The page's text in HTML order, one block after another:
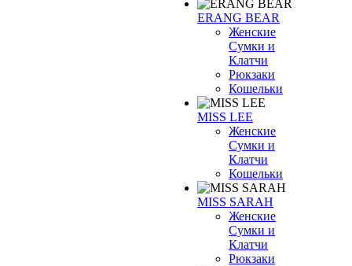
ERANG BEAR
Женские
Сумки и
Клатчи
Рюкзаки
Кошельки
MISS LEE
Женские
Сумки и
Клатчи
Кошельки
MISS SARAH
Женские
Сумки и
Клатчи
Рюкзаки